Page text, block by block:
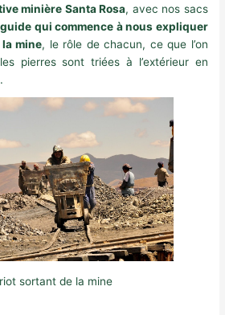
minière Santa Rosa, avec nos sacs
qui commence à nous expliquer
mine, le rôle de chacun, ce que l’on
pierres sont triées à l’extérieur en
sortant de la mine